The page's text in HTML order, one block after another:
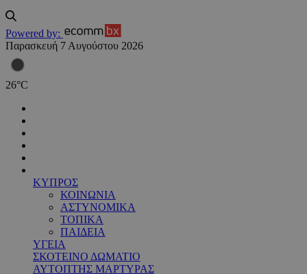
Powered by:
Παρασκευή 7 Αυγούστου 2026
26°C
ΚΥΠΡΟΣ
ΚΟΙΝΩΝΙΑ
ΑΣΤΥΝΟΜΙΚΑ
ΤΟΠΙΚΑ
ΠΑΙΔΕΙΑ
ΥΓΕΙΑ
ΣΚΟΤΕΙΝΟ ΔΩΜΑΤΙΟ
ΑΥΤΟΠΤΗΣ ΜΑΡΤΥΡΑΣ